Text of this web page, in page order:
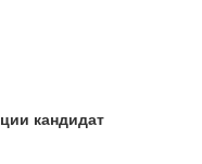
кандидат